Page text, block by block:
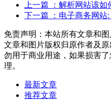
上一篇
：解析网站该
下一篇
：电子商务网
免责声明：本站所有文章和
文章和图片版权归原作者及
勿用于商业用途，如果损害
理。
最新文章
推荐文章